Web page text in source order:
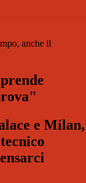
anche il
e Milan,